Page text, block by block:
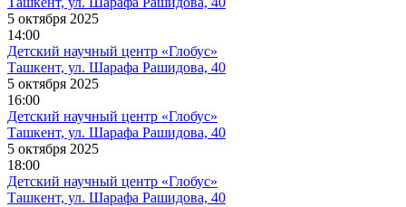
5 октября 2025
14:00
Детский научный центр «Глобус»
Ташкент, ул. Шарафа Рашидова, 40
5 октября 2025
16:00
Детский научный центр «Глобус»
Ташкент, ул. Шарафа Рашидова, 40
5 октября 2025
18:00
Детский научный центр «Глобус»
Ташкент, ул. Шарафа Рашидова, 40